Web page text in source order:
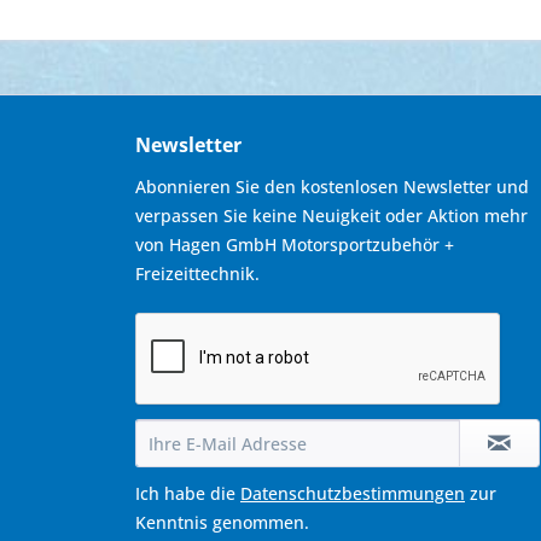
Newsletter
Abonnieren Sie den kostenlosen Newsletter und
verpassen Sie keine Neuigkeit oder Aktion mehr
von Hagen GmbH Motorsportzubehör +
Freizeittechnik.
Ich habe die Datenschutzbestimmungen zur
Kenntnis genommen.